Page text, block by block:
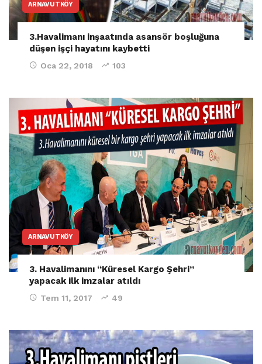
ARNAVUTKÖY
3.Havalimanı inşaatında asansör boşluğuna
düşen işçi hayatını kaybetti
Oca 22, 2018 103
ARNAVUTKÖY
3. Havalimanını “Küresel Kargo Şehri”
yapacak ilk imzalar atıldı
Tem 11, 2017 49